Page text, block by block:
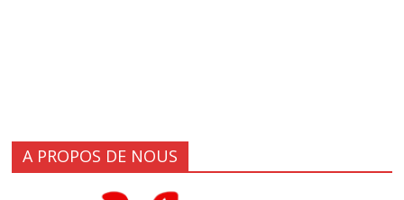
A PROPOS DE NOUS